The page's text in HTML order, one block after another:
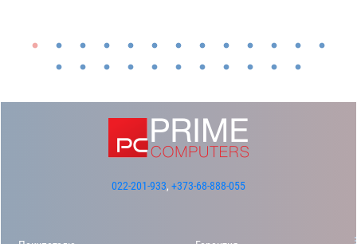
022-201-933, +373-68-888-055